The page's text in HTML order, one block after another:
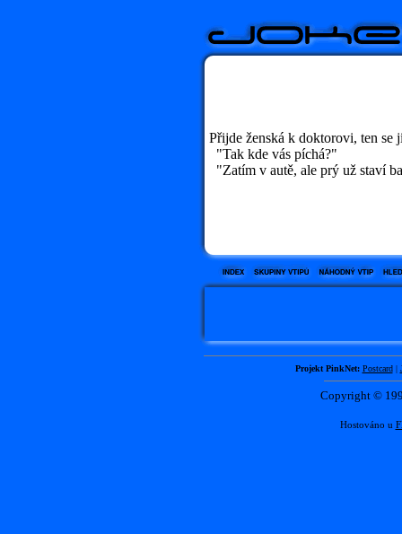
Přijde ženská k doktorovi, ten se
"Tak kde vás píchá?"
"Zatím v autě, ale prý už staví
Projekt PinkNet: Postcard|
Copyright ©
Hostováno u